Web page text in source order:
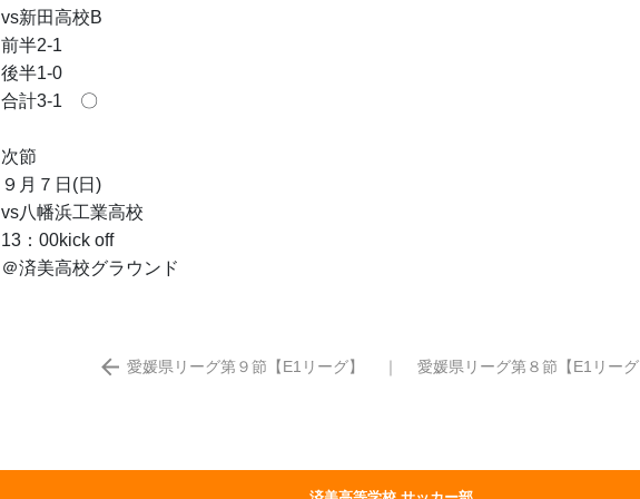
vs新田高校B
前半2-1
後半1-0
合計3-1　〇
次節
９月７日(日)
vs八幡浜工業高校
13：00kick off
＠済美高校グラウンド
愛媛県リーグ第９節【E1リーグ】 ｜ 愛媛県リーグ第８節【E1リー